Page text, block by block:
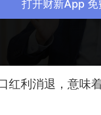
打开财新App 免
红利消退，意味